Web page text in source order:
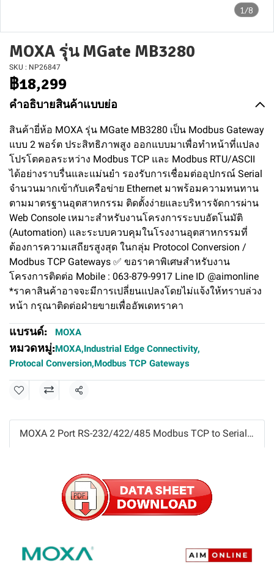
1/8
MOXA รุ่น MGate MB3280
SKU : NP26847
฿18,299
คำอธิบายสินค้าแบบย่อ
สินค้ายี่ห้อ MOXA รุ่น MGate MB3280 เป็น Modbus Gateway
แบบ 2 พอร์ต ประสิทธิภาพสูง ออกแบบมาเพื่อทำหน้าที่แปลง
โปรโตคอลระหว่าง Modbus TCP และ Modbus RTU/ASCII
ได้อย่างราบรื่นและแม่นยำ รองรับการเชื่อมต่ออุปกรณ์ Serial
จำนวนมากเข้ากับเครือข่าย Ethernet มาพร้อมความทนทาน
ตามมาตรฐานอุตสาหกรรม ติดตั้งง่ายและบริหารจัดการผ่าน
Web Console เหมาะสำหรับงานโครงการระบบอัตโนมัติ
(Automation) และระบบควบคุมในโรงงานอุตสาหกรรมที่
ต้องการความเสถียรสูงสุด ในกลุ่ม Protocol Conversion /
Modbus TCP Gateways ✅ ขอราคาพิเศษสำหรับงาน
โครงการติดต่อ Mobile : 063-879-9917 Line ID @aimonline
*ราคาสินค้าอาจจะมีการเปลี่ยนแปลงโดยไม่แจ้งให้ทราบล่วง
หน้า กรุณาติดต่อฝ่ายขายเพื่ออัพเดทราคา
แบรนด์: MOXA
หมวดหมู่:MOXA,Industrial Edge Connectivity,
Protocal Conversion,Modbus TCP Gateways
แชร์
MOXA 2 Port RS-232/422/485 Modbus TCP to Serial Communication Gateway Model MGate MB3280